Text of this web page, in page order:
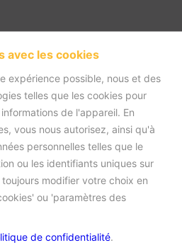
avec les cookies
expérience possible, nous et des
telles que les cookies pour
de l'appareil. En
vous nous autorisez, ainsi qu'à
personnelles telles que le
ou les identifiants uniques sur
modifier votre choix en
ou 'paramètres des
de confidentialité.